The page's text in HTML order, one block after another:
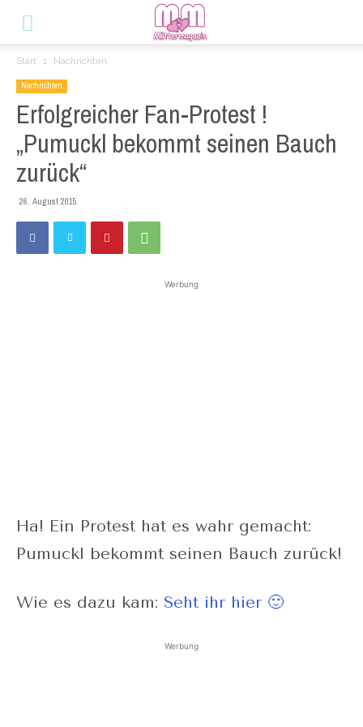
Start Nachrichten
Nachrichten
Erfolgreicher Fan-Protest !
„Pumuckl bekommt seinen Bauch
zurück“
26. August 2015
Werbung
Ha! Ein Protest hat es wahr gemacht:
Pumuckl bekommt seinen Bauch zurück!
Wie es dazu kam: Seht ihr hier 🙂
Werbung